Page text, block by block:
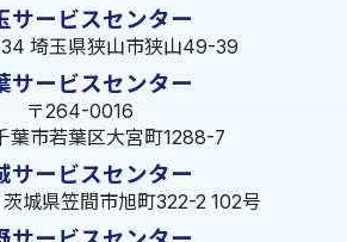
サービスセンター
埼玉県狭山市狭山49-39
サービスセンター
〒264-0016
葉市若葉区大宮町1288-7
サービスセンター
城県笠間市旭町322-2 102号